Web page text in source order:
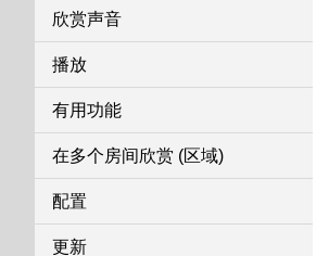
欣赏声音
播放
有用功能
在多个房间欣赏 (区域)
配置
更新